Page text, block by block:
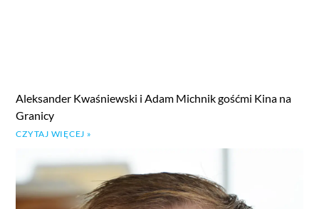
Aleksander Kwaśniewski i Adam Michnik gośćmi Kina na
Granicy
CZYTAJ WIĘCEJ »